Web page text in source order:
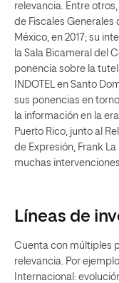
relevancia. Entre
de Fiscales Generales
México, en 2017; su
la Sala Bicameral del
ponencia sobre la
INDOTEL en Santo
sus ponencias en
la información en la
Puerto Rico, junto al
de Expresión, Frank
muchas
Líneas de
Cuenta con múltiples
relevancia. Por
Internacional: